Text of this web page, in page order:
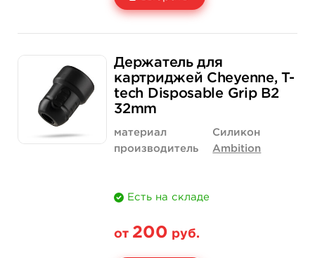
Количество
180 руб.
купить купить
Держатель для
картриджей Cheyenne, T-
tech Disposable Grip B2
32mm
материал
Силикон
производитель
Ambition
Есть на складе
от 200 руб.